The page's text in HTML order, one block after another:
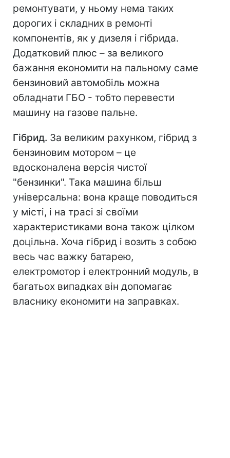
ремонтувати, у ньому нема таких
дорогих і складних в ремонті
компонентів, як у дизеля і гібрида.
Додатковий плюс – за великого
бажання економити на пальному саме
бензиновий автомобіль можна
обладнати ГБО - тобто перевести
машину на газове пальне.
Гібрид. За великим рахунком, гібрид з
бензиновим мотором – це
вдосконалена версія чистої
"бензинки". Така машина більш
універсальна: вона краще поводиться
у місті, і на трасі зі своїми
характеристиками вона також цілком
доцільна. Хоча гібрид і возить з собою
весь час важку батарею,
електромотор і електронний модуль, в
багатьох випадках він допомагає
власнику економити на заправках.